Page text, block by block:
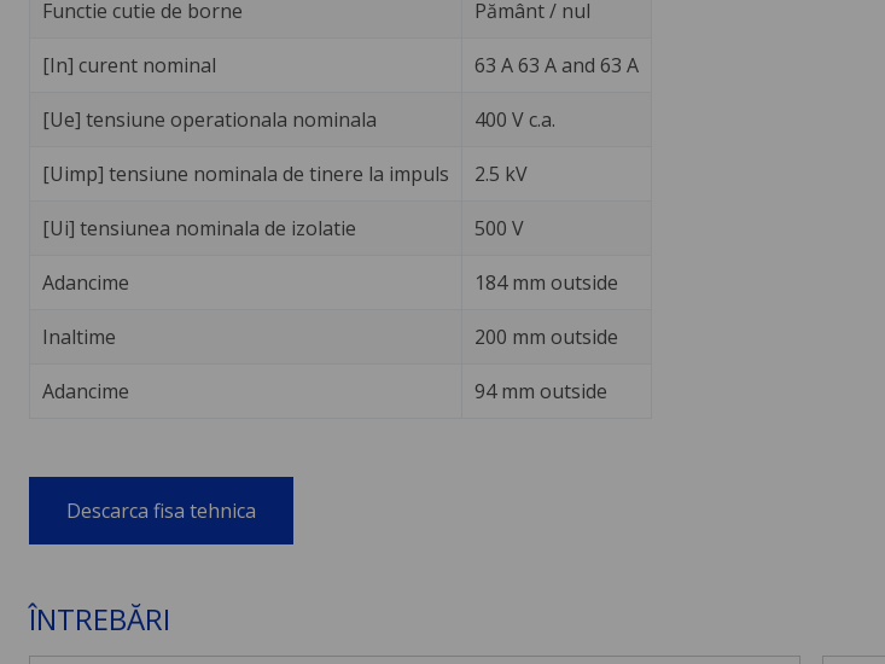
Functie cutie de borne Pământ / nul
[In] curent nominal 63 A 63 A and 63 A
[Ue] tensiune operationala nominala 400 V c.a.
[Uimp] tensiune nominala de tinere la impuls 2.5 kV
[Ui] tensiunea nominala de izolatie 500 V
Adancime 184 mm outside
Inaltime 200 mm outside
Adancime 94 mm outside
Descarca fisa tehnica
ÎNTREBĂRI